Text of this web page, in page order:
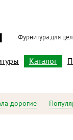
Фурнитура для
Каталог
дорогие